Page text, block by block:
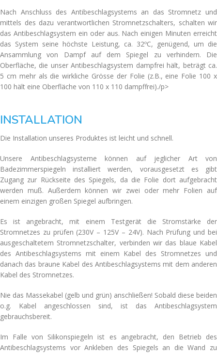
Nach Anschluss des Antibeschlagsystems an das Stromnetz und
mittels des dazu verantwortlichen Stromnetzschalters, schalten wir
das Antibeschlagsystem ein oder aus. Nach einigen Minuten erreicht
das System seine höchste Leistung, ca. 32ºC, genügend, um die
Ansammlung von Dampf auf dem Spiegel zu verhindern. Die
Oberfläche, die unser Antibeschlagsystem dampfrei hält, beträgt ca.
5 cm mehr als die wirkliche Grösse der Folie (z.B., eine Folie 100 x
100 hält eine Oberfläche von 110 x 110 dampffrei)./p>
INSTALLATION
Die Installation unseres Produktes ist leicht und schnell.
Unsere Antibeschlagsysteme können auf jeglicher Art von
Badezimmerspiegeln installiert werden, vorausgesetzt es gibt
Zugang zur Rückseite des Spiegels, da die Folie dort aufgebracht
werden muß. Außerdem können wir zwei oder mehr Folien auf
einem einzigen großen Spiegel aufbringen.
Es ist angebracht, mit einem Testgerät die Stromstärke der
Stromnetzes zu prüfen (230V – 125V – 24V). Nach Prüfung und bei
ausgeschaltetem Stromnetzschalter, verbinden wir das blaue Kabel
des Antibeschlagsystems mit einem Kabel des Stromnetzes und
danach das braune Kabel des Antibeschlagsystems mit dem anderen
Kabel des Stromnetzes.
Nie das Massekabel (gelb und grün) anschließen! Sobald diese beiden
o.g. Kabel angeschlossen sind, ist das Antibeschlagsystem
gebrauchsbereit.
Im Falle von Silikonspiegeln ist es angebracht, den Betrieb des
Antibeschlagsystems vor Ankleben des Spiegels an die Wand zu